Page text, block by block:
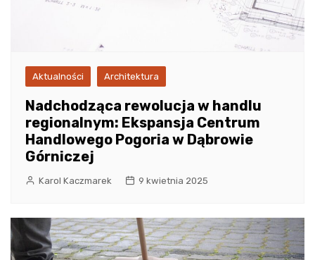
Aktualności Architektura
Nadchodząca rewolucja w handlu
regionalnym: Ekspansja Centrum
Handlowego Pogoria w Dąbrowie
Górniczej
Karol Kaczmarek 9 kwietnia 2025